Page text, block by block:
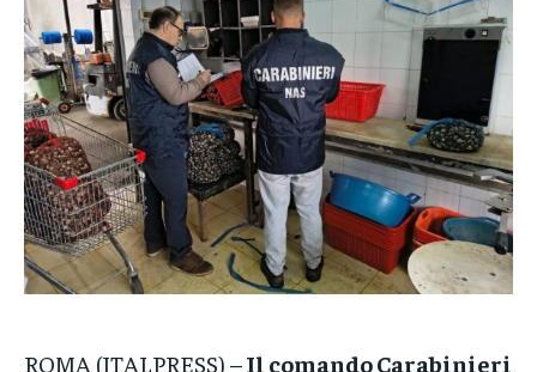
ECONOMIA
SPORT
GRUPPO
CONTATTI
ECONOMIA
SPORT
GRUPPO
CONTATTI
ECONOMIA
SPORT
GRUPPO
CONTATTI
ROMA (ITALPRESS) –Il comando Carabinieri